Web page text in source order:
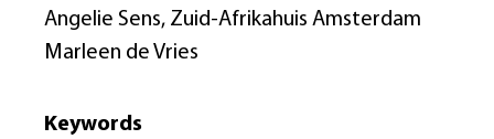
Angelie Sens, Zuid-Afrikahuis Amsterdam
Marleen de Vries
Keywords